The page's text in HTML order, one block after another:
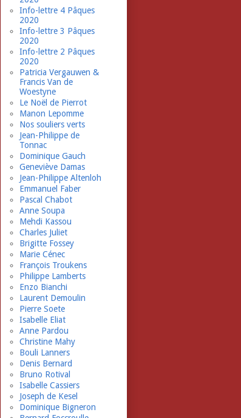
Info-lettre 4 Pâques
2020
Info-lettre 3 Pâques
2020
Info-lettre 2 Pâques
2020
Patricia Vergauwen &
Francis Van de
Woestyne
Le Noël de Pierrot
Manon Lepomme
Nos souliers verts
Jean-Philippe de
Tonnac
Dominique Gauch
Geneviève Damas
Jean-Philippe Altenloh
Emmanuel Faber
Pascal Chabot
Anne Soupa
Mehdi Kassou
Charles Juliet
Brigitte Fossey
Marie Cénec
François Troukens
Philippe Lamberts
Enzo Bianchi
Laurent Demoulin
Pierre Soete
Isabelle Eliat
Anne Pardou
Christine Mahy
Bouli Lanners
Denis Bernard
Bruno Rotival
Isabelle Cassiers
Joseph de Kesel
Dominique Bigneron